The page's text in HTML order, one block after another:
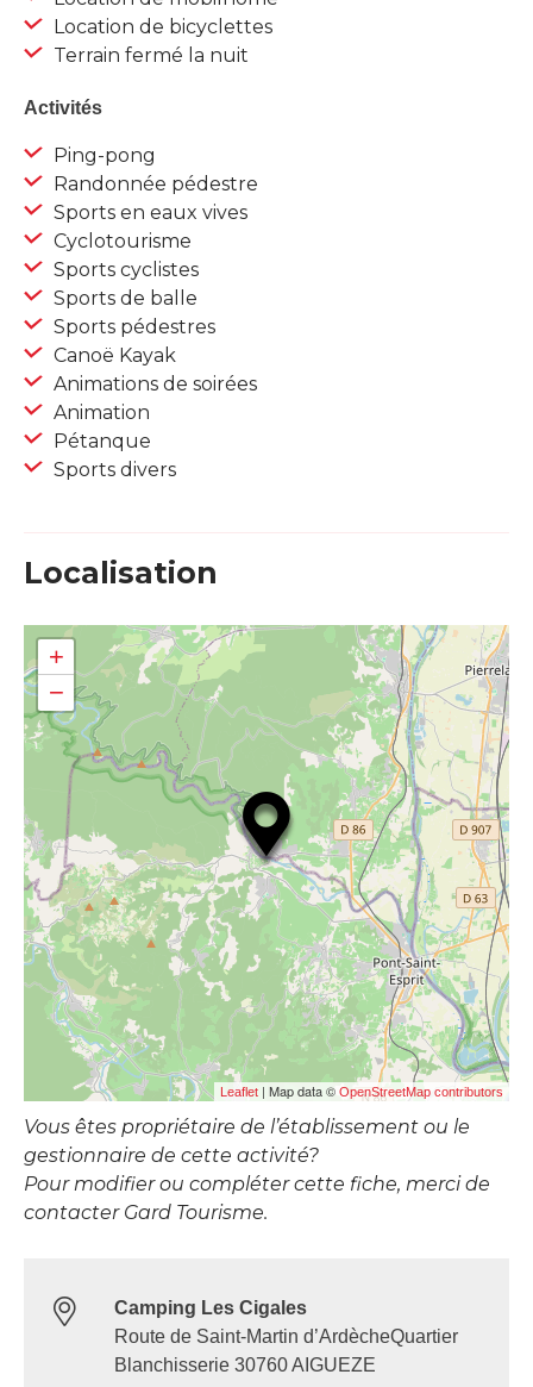
Location de bicyclettes
Terrain fermé la nuit
Activités
Ping-pong
Randonnée pédestre
Sports en eaux vives
Cyclotourisme
Sports cyclistes
Sports de balle
Sports pédestres
Canoë Kayak
Animations de soirées
Animation
Pétanque
Sports divers
Localisation
+
−
Leaflet | Map data © OpenStreetMap contributors
Vous êtes propriétaire de l’établissement ou le
gestionnaire de cette activité?
Pour modifier ou compléter cette fiche, merci de
contacter Gard Tourisme.
Camping Les Cigales
Route de Saint-Martin d’ArdècheQuartier
Blanchisserie 30760 AIGUEZE